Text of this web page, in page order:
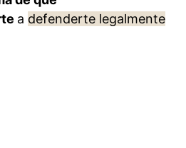
a defenderte legalmente